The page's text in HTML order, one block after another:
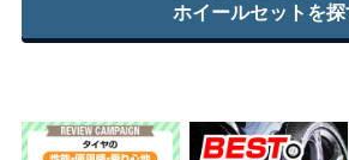
ホイールセットを探